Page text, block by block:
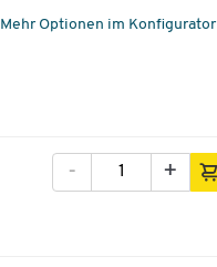
Mehr Optionen im Konfigurator
+
-